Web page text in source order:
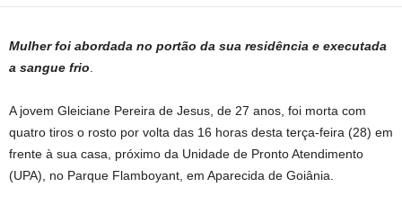
Mulher foi abordada no portão da sua residência e executada
a sangue frio
A jovem Gleiciane Pereira de Jesus, de 27 anos, foi morta com
quatro tiros o rosto por volta das 16 horas desta terça-feira (28) em
frente à sua casa, próximo da Unidade de Pronto Atendimento
(UPA), no Parque Flamboyant, em Aparecida de Goiânia.